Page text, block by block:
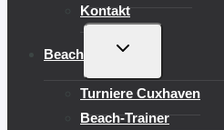
Kontakt
Beach
UNTERMENÜ
Turniere Cuxhaven
Beach-Trainer